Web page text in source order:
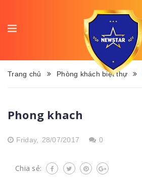
Trang chủ Phòng khách biệt thự
Phong khach
Friday, 28/07/2017 0
Chia sẻ: